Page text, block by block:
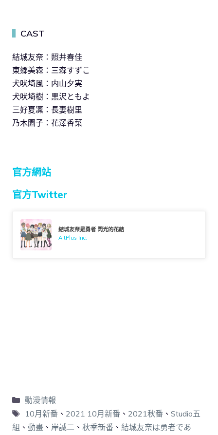
CAST
結城友奈：照井春佳
東郷美森：三森すずこ
犬吠埼風：内山夕実
犬吠埼樹：黒沢ともよ
三好夏凜：長妻樹里
乃木園子：花澤香菜
官方網站
官方Twitter
結城友奈是勇者 閃光的花結
AltPlus Inc.
動漫情報
10月新番 、 2021 10月新番 、 2021秋番 、 Studio五
組 、 動畫 、 岸誠二 、 秋季新番 、 結城友奈は勇者であ